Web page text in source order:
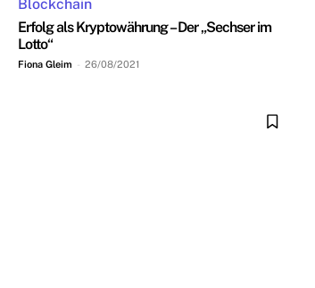
Blockchain
Erfolg als Kryptowährung – Der „Sechser im
Lotto“
Fiona Gleim - 26/08/2021